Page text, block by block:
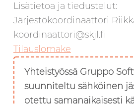
Lisätietoa ja tiedustelut:
Järjestökoordinaattori
koordinaattori@skjl.fi
Tilauslomake
Yhteistyössä Gruppo
suunniteltu sähköinen
otettu samanaikaisesti